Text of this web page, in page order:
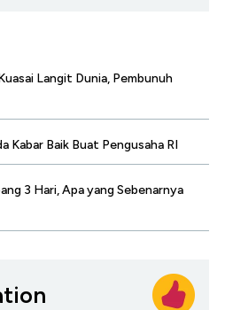
Langit Dunia, Pembunuh
Kabar Baik Buat Pengusaha RI
3 Hari, Apa yang Sebenarnya